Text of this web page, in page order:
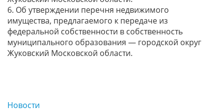
6. Об утверждении перечня недвижимого
имущества, предлагаемого к передаче из
федеральной собственности в собственность
муниципального образования — городской округ
Жуковский Московской области.
Новости